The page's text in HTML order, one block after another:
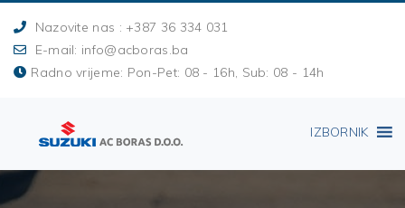
Nazovite nas : +387 36 334 031
E-mail: info@acboras.ba
Radno vrijeme: Pon-Pet: 08 - 16h, Sub: 08 - 14h
IZBORNIK